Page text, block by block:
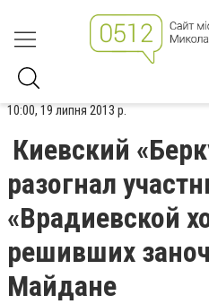
10:00, 19 липня 2013 р.
Киевский
разогнал
«Врадиевской
решивших
Майдане